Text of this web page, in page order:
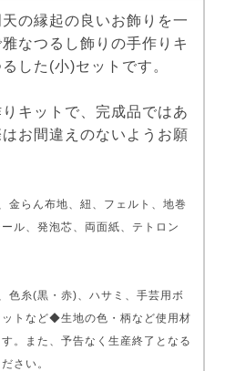
の縁起の良いお飾りを一
なつるし飾りの手作りキ
した(小)セットです。
りキットで、完成品ではあ
お間違えのないようお願
金らん布地、紐、フェルト、地巻
ル、発泡芯、両面紙、テトロン
色糸(黒・赤)、ハサミ、手芸用ボ
トなど◆生地の色・柄など使用材
。また、予告なく生産終了となる
さい。